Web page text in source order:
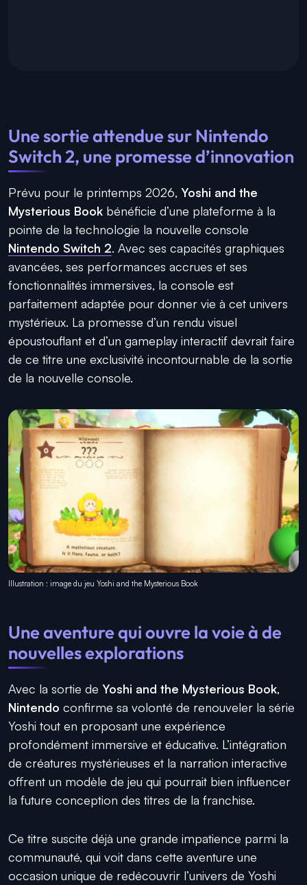
Une sortie attendue sur Nintendo
Switch 2, une promesse d’innovation
Prévu pour le printemps 2026, Yoshi and the
Mysterious Book bénéficie d’une plateforme à la
pointe de la technologie la nouvelle console
Nintendo Switch 2. Avec ses capacités graphiques
avancées, ses performances accrues et ses
fonctionnalités immersives, la console est
parfaitement adaptée pour donner vie à cet univers
mystérieux. La promesse d’un rendu visuel
époustouflant et d’un gameplay interactif devrait faire
de ce titre une exclusivité incontournable de la sortie
de la nouvelle console.
Illustration : image du jeu Yoshi and the Mysterious Book
Une aventure qui ouvre la voie à de
nouvelles explorations
Avec la sortie de Yoshi and the Mysterious Book,
Nintendo confirme sa volonté de renouveler la série
Yoshi tout en proposant une expérience
profondément immersive et éducative. L’intégration
de créatures mystérieuses et la narration interactive
offrent un modèle de jeu qui pourrait bien influencer
la future conception des titres de la franchise.
Ce titre suscite déjà une grande impatience parmi la
communauté, qui voit dans cette aventure une
occasion unique de redécouvrir l’univers de Yoshi